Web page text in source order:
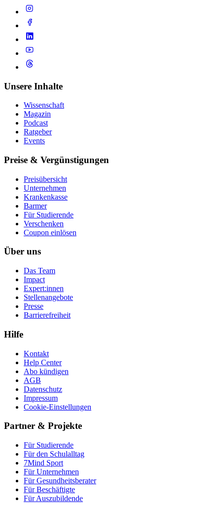
Unsere Inhalte
Wissenschaft
Magazin
Podcast
Ratgeber
Events
Preise & Vergünstigungen
Preisübersicht
Unternehmen
Krankenkasse
Barmer
Für Studierende
Ver­schen­ken
Coupon einlösen
Über uns
Das Team
Impact
Expert:innen
Stellenangebote
Presse
Barrierefreiheit
Hilfe
Kontakt
Help Center
Abo kündigen
AGB
Datenschutz
Impressum
Cookie-Einstellungen
Partner & Projekte
Für Stu­die­rende
Für den Schulalltag
7Mind Sport
Für Unter­neh­men
Für Gesund­heits­be­ra­ter
Für Beschäftigte
Für Auszubildende